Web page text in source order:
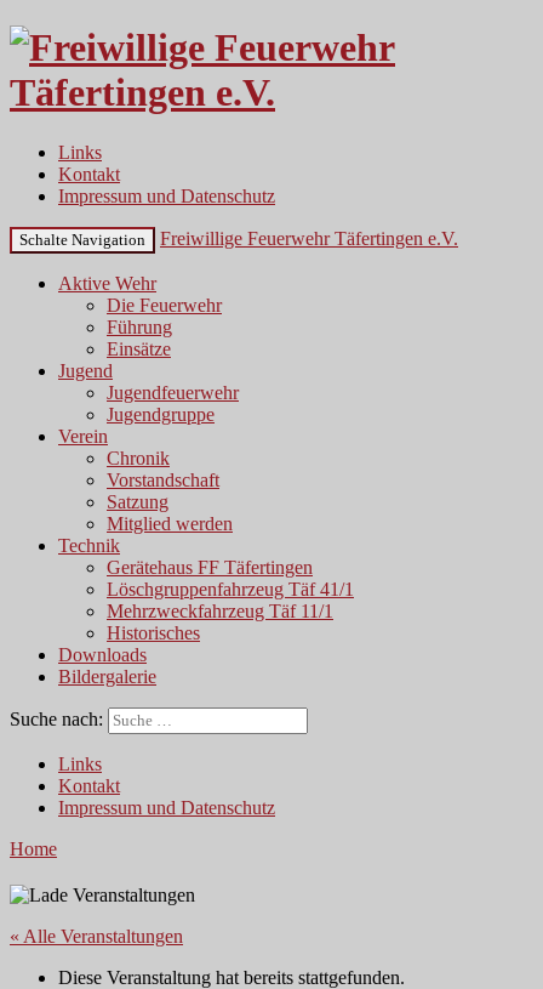
Links
Kontakt
Impressum und Datenschutz
Schalte Navigation Freiwillige Feuerwehr Täfertingen e.V.
Aktive Wehr
Die Feuerwehr
Führung
Einsätze
Jugend
Jugendfeuerwehr
Jugendgruppe
Verein
Chronik
Vorstandschaft
Satzung
Mitglied werden
Technik
Gerätehaus FF Täfertingen
Löschgruppenfahrzeug Täf 41/1
Mehrzweckfahrzeug Täf 11/1
Historisches
Downloads
Bildergalerie
Suche nach:
Links
Kontakt
Impressum und Datenschutz
Home
« Alle Veranstaltungen
Diese Veranstaltung hat bereits stattgefunden.